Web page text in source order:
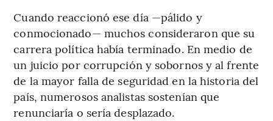
Cuando reaccionó ese día —pálido y
conmocionado— muchos consideraron que su
carrera política había terminado. En medio de
un juicio por corrupción y sobornos y al frente
de la mayor falla de seguridad en la historia del
país, numerosos analistas sostenían que
renunciaría o sería desplazado.